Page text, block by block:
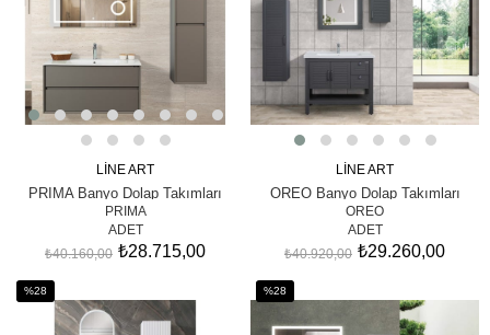
SEPETE EKLE
LİNE ART
PRIMA Banyo Dolap Takımları
PRIMA
ADET
₺28.715,00
₺40.160,00
SEPETE EKLE
LİNE ART
OREO Banyo Dolap Takımları
OREO
ADET
₺29.260,00
₺40.920,00
%28
%28